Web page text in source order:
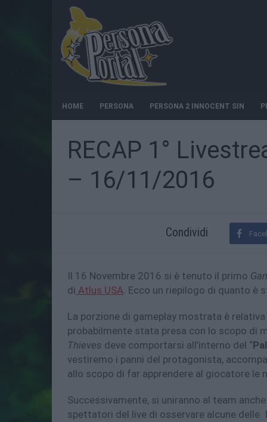
HOME PERSONA PERSONA 2 INNOCENT SIN
RECAP 1°
– 16/11/2016
Condividi
Il 16 Novembre 2016 si è tenuto il primo
di Atlus USA. Ecco un riepilogo di quanto è
La porzione di gameplay mostrata è
probabilmente stata presa con lo scopo di
Thieves deve comportarsi all’interno del “
vestiremo i panni del protagonista,
allo scopo di far apprendere al giocatore le
Successivamente, si uniranno al team
spettatori del live di osservare alcune